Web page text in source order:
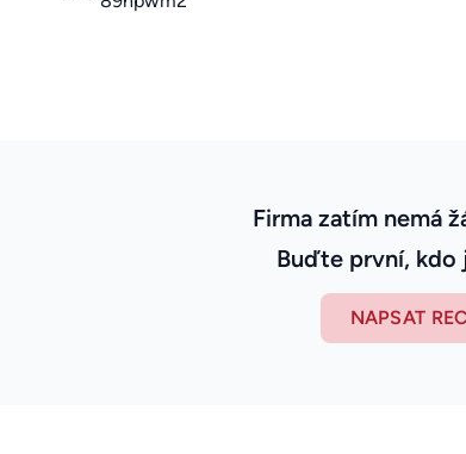
Firma zatím nemá
Buďte první, kdo
NAPSAT